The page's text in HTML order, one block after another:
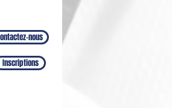
nous
Inscriptions